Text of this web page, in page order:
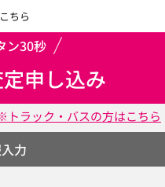
ちら
ン30秒
申し込み
トラック・バスの方はこちら
力